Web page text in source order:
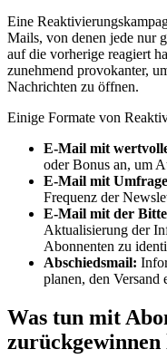
Eine
Mails, von denen jede nur
auf die vorherige reagiert
zunehmend provokanter,
Nachrichten zu öffnen.
Einige Formate von
E-Mail mit
oder Bonus an, um
E-Mail mit
Frequenz der
E-Mail mit der
Aktualisierung der
Abonnenten zu
Abschiedsmail:
planen, den Versand
Was tun mit
zurückgewinnen